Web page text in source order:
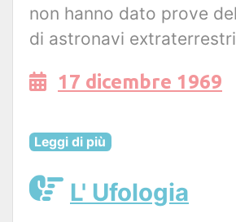
non hanno dato prove
di astronavi
17 dicembre 1969
Leggi di più
L' Ufologia